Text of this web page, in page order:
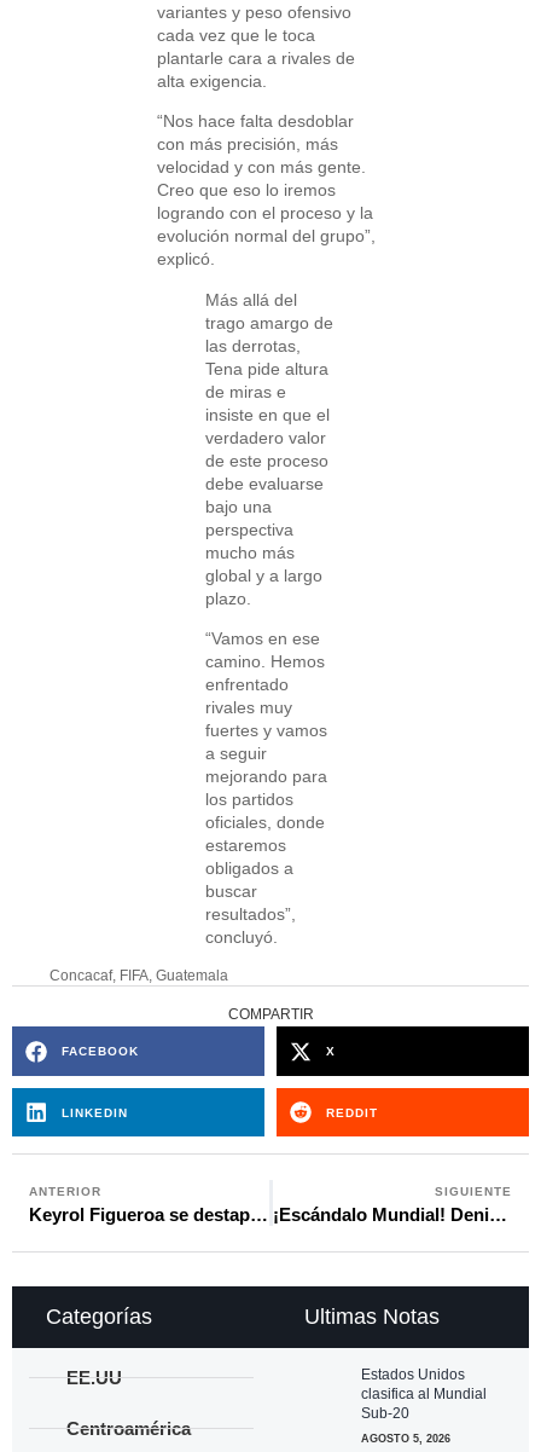
variantes y peso ofensivo
cada vez que le toca
plantarle cara a rivales de
alta exigencia.
“Nos hace falta desdoblar
con más precisión, más
velocidad y con más gente.
Creo que eso lo iremos
logrando con el proceso y la
evolución normal del grupo”,
explicó.
Más allá del
trago amargo de
las derrotas,
Tena pide altura
de miras e
insiste en que el
verdadero valor
de este proceso
debe evaluarse
bajo una
perspectiva
mucho más
global y a largo
plazo.
“Vamos en ese
camino. Hemos
enfrentado
rivales muy
fuertes y vamos
a seguir
mejorando para
los partidos
oficiales, donde
estaremos
obligados a
buscar
resultados”,
concluyó.
Concacaf, FIFA,Guatemala
COMPARTIR
FACEBOOK X
LINKEDIN REDDIT
ANTERIOR
Keyrol Figueroa se destapa y habla sobre su debut absoluto con Honduras ante Argentina
SIGUIENTE
¡Escándalo Mundial! Deniegan la entrada a Estados Unidos a árbitro designado por FIFA
Ultimas Notas
Estados Unidos
clasifica al Mundial
Sub-20
AGOSTO 5, 2026
Categorías
EE.UU
Centroamérica